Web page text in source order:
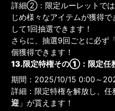
詳細②：限定ルーレットで
じめ様々なアイテムが獲得
して1回抽選できます！
さらに、抽選9回ごとに必ず
個獲得できます！
13.限定特権その①：限定任
期間：2025/10/15 0:00～
詳細：限定特権を解放し、
迎 」が貰えます！